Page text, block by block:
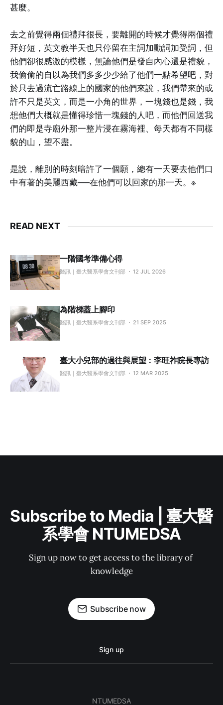
甚麼。
去之前覺得兩個禮拜很長，要離開的時候才覺得兩個禮
拜好短，英文教半天也只停留在主詞加動詞加受詞，但
他們卻很感激的模樣，無論他們是發自內心還是禮貌，
我偷偷的自以為我們多多少少給了他們一點希望吧，對
於只去過流亡路線上的國家的他們來說，我們帶來的或
許不只是英文，而是一小角的世界，一塊錢也是錢，我
想他們大概就是懂得珍惜一塊錢的人吧，而他們回送我
們的即是寺廟外那一整片浸在霧海裡、每天都有不同樣
貌的山，望不盡。
是說，離別的時刻暗許了一個願，總有一天要去他們口
中有著的美麗西藏──在他們可以回家的那一天。※
READ NEXT
一階國考準備心得
醫訊｜臺大醫系學會文刊部 12 JUL 2026
為階梯蓋上腳印
醫訊｜臺大醫系學會文刊部 21 SEP 2025
臺大小兒部的過往與展望：李旺祚院長專訪
醫訊｜臺大醫系學會文刊部 12 MAR 2025
Subscribe to Media | 臺大醫
系學會 NTUMEDSA
Sign up now to get access to the library of
knowledge
Subscribe now
Sign up
NTUMEDSA